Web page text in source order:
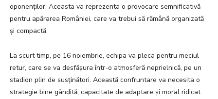
oponenților. Aceasta va reprezenta o provocare semnificativă
pentru apărarea României, care va trebui să rămână organizată
și compactă.
La scurt timp, pe 16 noiembrie, echipa va pleca pentru meciul
retur, care se va desfășura într-o atmosferă neprielnică, pe un
stadion plin de susținători. Această confruntare va necesita o
strategie bine gândită, capacitate de adaptare și moral ridicat